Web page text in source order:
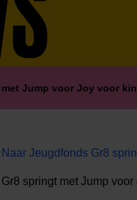
Jump voor Joy voor
Naar Jeugdfonds Gr8
Gr8 springt met Jump